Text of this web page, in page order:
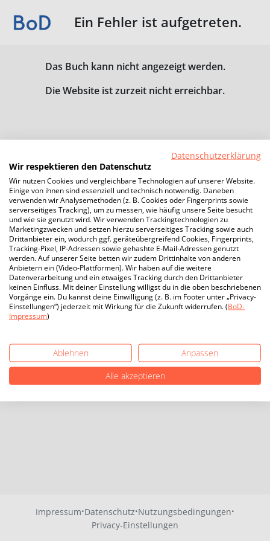
Ein Fehler ist aufgetreten.
Das Buch kann nicht angezeigt werden.
Die Website ist zurzeit nicht erreichbar.
Impressum·Datenschutz·Nutzungsbedingungen·
Privacy-Einstellungen
Datenschutzerklärung
Wir respektieren den Datenschutz
Wir nutzen Cookies und vergleichbare Technologien auf unserer Website.
Einige von ihnen sind essenziell und technisch notwendig. Daneben
verwenden wir Analysemethoden (z. B. Cookies oder Fingerprints sowie
serverseitiges Tracking), um zu messen, wie häufig unsere Seite besucht
und wie sie genutzt wird. Wir verwenden Trackingtechnologien zu
Marketingzwecken und setzen hierzu serverseitiges Tracking sowie auch
Drittanbieter ein, wodurch ggf. geräteübergreifend Cookies, Fingerprints,
Tracking-Pixel, IP-Adressen sowie gehashte E-Mail-Adressen genutzt
werden. Auf unserer Seite betten wir zudem Drittinhalte von anderen
Anbietern ein (Video-Plattformen). Wir haben auf die weitere
Datenverarbeitung und ein etwaiges Tracking durch den Drittanbieter
keinen Einfluss. Mit deiner Einstellung willigst du in die oben beschriebenen
Vorgänge ein. Du kannst deine Einwilligung (z. B. im Footer unter „Privacy-
Einstellungen“) jederzeit mit Wirkung für die Zukunft widerrufen. (BoD-
Impressum)
Ablehnen
Anpassen
Alle akzeptieren